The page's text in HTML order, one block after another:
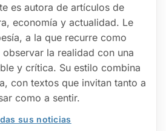
es autora de artículos de
economía y actualidad. Le
a la que recurre como
la realidad con una
y crítica. Su estilo combina
con textos que invitan tanto a
como a sentir.
sus noticias